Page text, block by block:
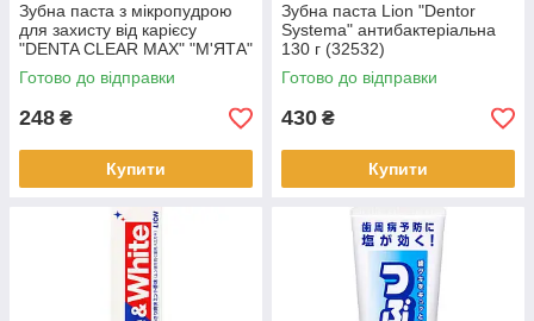
Зубна паста з мікропудрою
для захисту від карієсу
"DENTA CLEAR MAX" "М'ЯТА"
140 г (5527)
Готово до відправки
248 ₴
Купити
Зубна паста Lion "Dentor
Systema" антибактеріальна
130 г (32532)
Готово до відправки
430 ₴
Купити